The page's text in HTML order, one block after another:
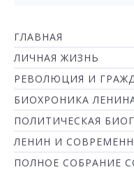
ГЛАВНАЯ
ЛИЧНАЯ ЖИЗНЬ
РЕВОЛЮЦИЯ И
БИОХРОНИКА
ПОЛИТИЧЕСКАЯ
ЛЕНИН И
ПОЛНОЕ СОБРАНИЕ